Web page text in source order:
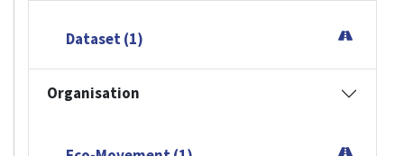
Dataset (1)
Organisation